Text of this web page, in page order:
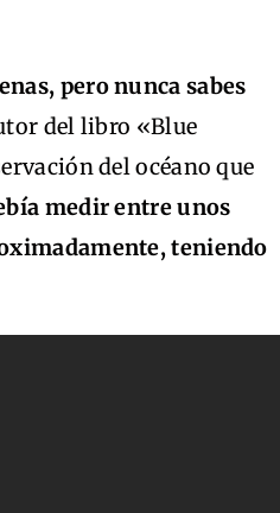
pero nunca sabes
del libro «Blue
del océano que
medir entre unos
teniendo